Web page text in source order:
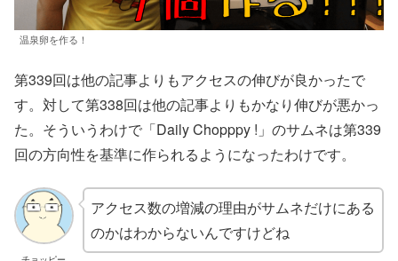
温泉卵を作る！
第339回は他の記事よりもアクセスの伸びが良かったで
す。対して第338回は他の記事よりもかなり伸びが悪かっ
た。そういうわけで「Daily Chopppy !」のサムネは第339
回の方向性を基準に作られるようになったわけです。
アクセス数の増減の理由がサムネだけにある
のかはわからないんですけどね